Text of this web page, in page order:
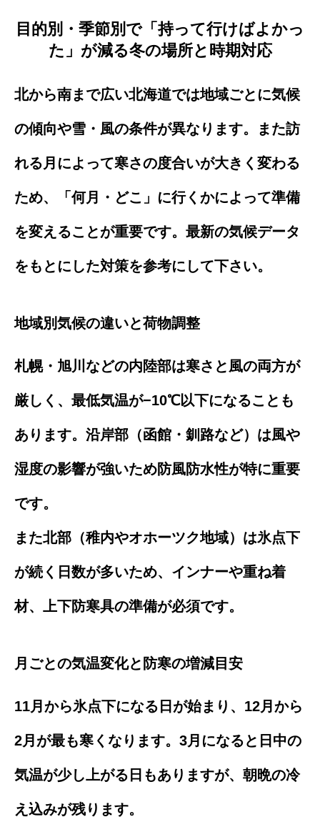
目的別・季節別で「持って行けばよかっ
た」が減る冬の場所と時期対応
北から南まで広い北海道では地域ごとに気候
の傾向や雪・風の条件が異なります。また訪
れる月によって寒さの度合いが大きく変わる
ため、「何月・どこ」に行くかによって準備
を変えることが重要です。最新の気候データ
をもとにした対策を参考にして下さい。
地域別気候の違いと荷物調整
札幌・旭川などの内陸部は寒さと風の両方が
厳しく、最低気温が−10℃以下になることも
あります。沿岸部（函館・釧路など）は風や
湿度の影響が強いため防風防水性が特に重要
です。
また北部（稚内やオホーツク地域）は氷点下
が続く日数が多いため、インナーや重ね着
材、上下防寒具の準備が必須です。
月ごとの気温変化と防寒の増減目安
11月から氷点下になる日が始まり、12月から
2月が最も寒くなります。3月になると日中の
気温が少し上がる日もありますが、朝晩の冷
え込みが残ります。